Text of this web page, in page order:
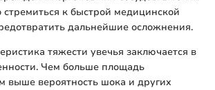
к быстрой медицинской
дальнейшие осложнения.
тяжести увечья заключается в
Чем больше площадь
выше вероятность шока и других